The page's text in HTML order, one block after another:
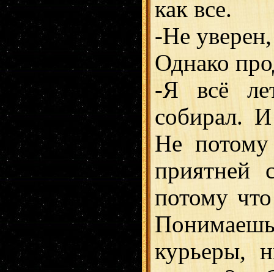
как все.
-Не
Однако
-Я всё
собирал.
Не
приятней
потому
курьеры,